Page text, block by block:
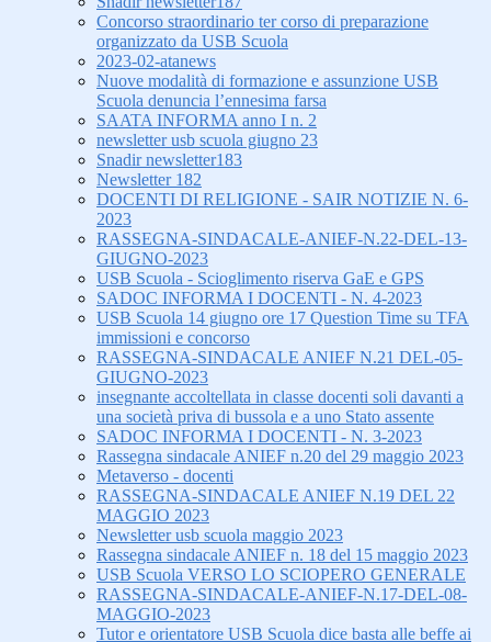
Concorso straordinario ter corso di preparazione
organizzato da USB Scuola
2023-02-atanews
Nuove modalità di formazione e assunzione USB
Scuola denuncia l’ennesima farsa
SAATA INFORMA anno I n. 2
newsletter usb scuola giugno 23
Snadir newsletter183
Newsletter 182
DOCENTI DI RELIGIONE - SAIR NOTIZIE N. 6-
2023
RASSEGNA-SINDACALE-ANIEF-N.22-DEL-13-
GIUGNO-2023
USB Scuola - Scioglimento riserva GaE e GPS
SADOC INFORMA I DOCENTI - N. 4-2023
USB Scuola 14 giugno ore 17 Question Time su TFA
immissioni e concorso
RASSEGNA-SINDACALE ANIEF N.21 DEL-05-
GIUGNO-2023
insegnante accoltellata in classe docenti soli davanti a
una società priva di bussola e a uno Stato assente
SADOC INFORMA I DOCENTI - N. 3-2023
Rassegna sindacale ANIEF n.20 del 29 maggio 2023
Metaverso - docenti
RASSEGNA-SINDACALE ANIEF N.19 DEL 22
MAGGIO 2023
Newsletter usb scuola maggio 2023
Rassegna sindacale ANIEF n. 18 del 15 maggio 2023
USB Scuola VERSO LO SCIOPERO GENERALE
RASSEGNA-SINDACALE-ANIEF-N.17-DEL-08-
MAGGIO-2023
Tutor e orientatore USB Scuola dice basta alle beffe ai